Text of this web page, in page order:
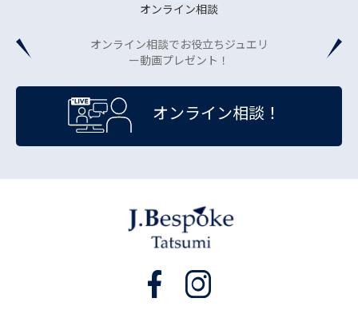
オンライン相談
オンライン相談でお役立ちジュエリ
ー動画プレゼント！
オンライン相談！